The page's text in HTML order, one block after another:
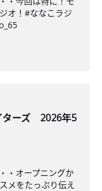
オ！#ななこラジ
ターズ 2026年5
・オープニングか
メをたっぷり伝え